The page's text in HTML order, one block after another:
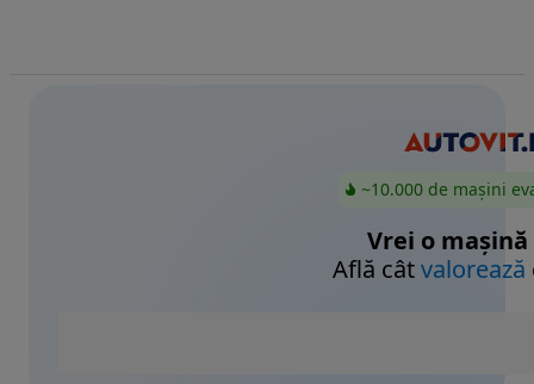
~10.000 de mașini
Vrei o mașină
Află câtvalorează